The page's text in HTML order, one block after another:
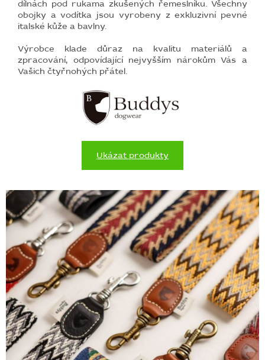
dílnách pod rukama zkušených řemeslníku. Všechny
obojky a vodítka jsou vyrobeny z exkluzivní pevné
italské kůže a bavlny.
Výrobce klade důraz na kvalitu materiálů a
zpracování, odpovídající nejvyšším nárokům Vás a
Vašich čtyřnohých přátel.
Ukázat produkty